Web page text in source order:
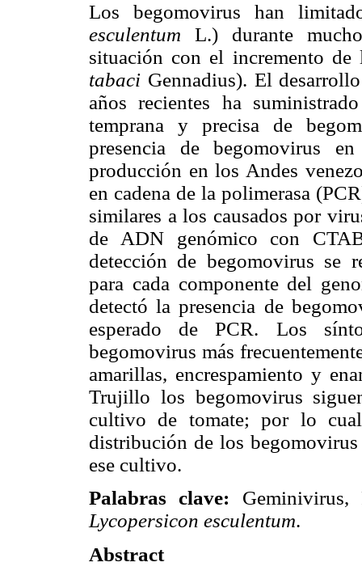
Los begomovirus han
esculentumL.) durante
situación con el incremento
tabaci Gennadius). El
años recientes ha
temprana y precisa de
presencia de begomovirus
producción en los Andes
en cadena de la polimerasa
similares a los causados por
de ADN genómico con
detección de begomovirus se
para cada componente del
detectó la presencia de
esperado de PCR. Los
begomovirus más
amarillas, encrespamiento y
Trujillo los begomovirus
cultivo de tomate; por lo
distribución de los begomovirus
ese cultivo.
Palabras clave: Geminivirus,
Lycopersicon esculentum.
Abstract